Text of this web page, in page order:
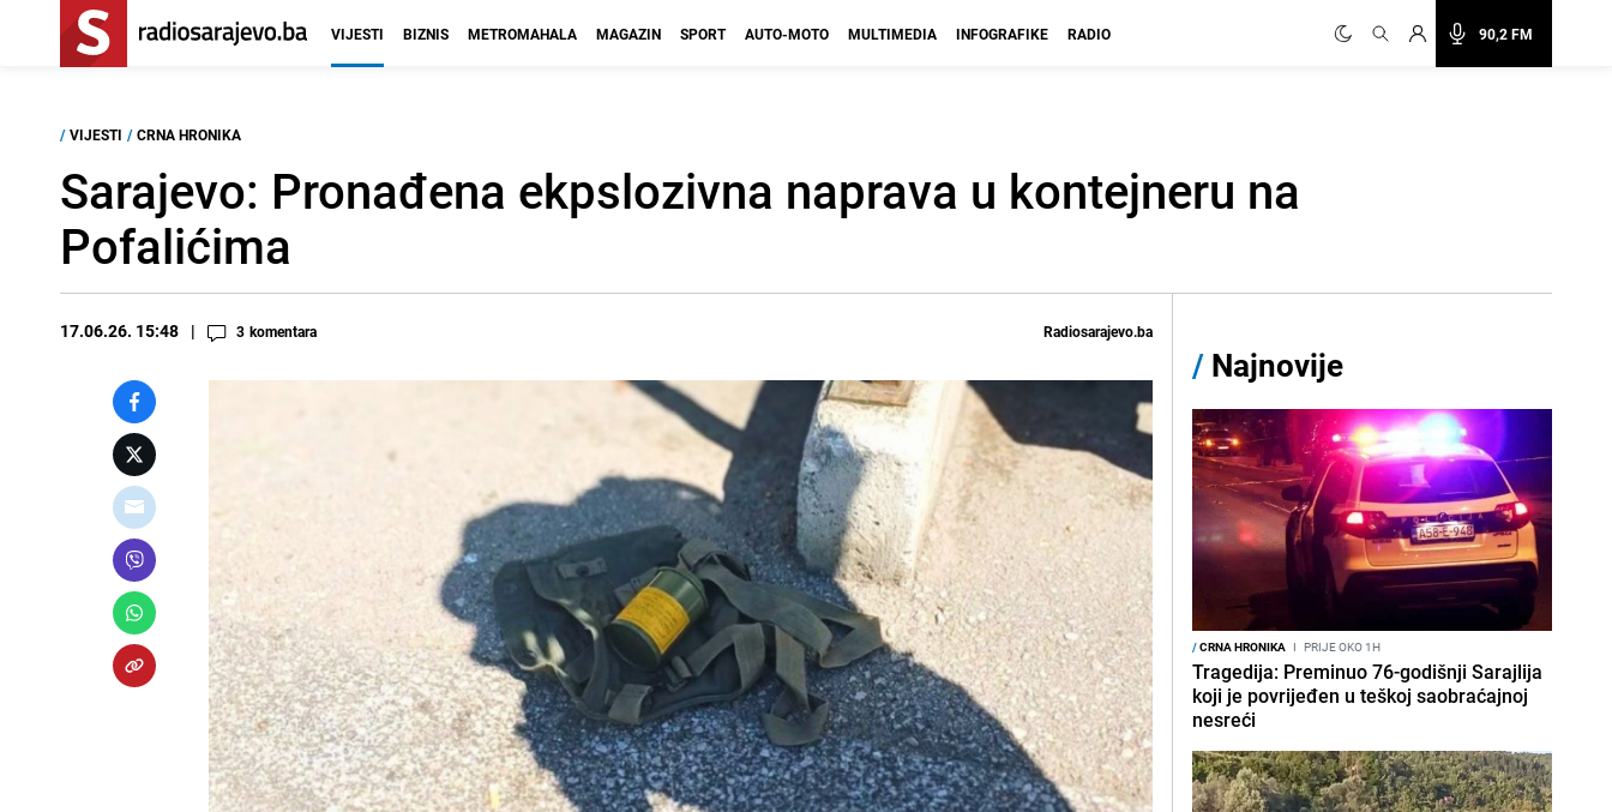
90,2 FM
VIJESTI BIZNIS METROMAHALA MAGAZIN SPORT AUTO-MOTO MULTIMEDIA INFOGRAFIKE RADIO
/ VIJESTI / CRNA HRONIKA
Sarajevo: Pronađena ekpslozivna naprava u kontejneru na
Pofalićima
17.06.26. 15:48 3 komentara Radiosarajevo.ba
/ Najnovije
/CRNA HRONIKA I PRIJE OKO 1H
Tragedija: Preminuo 76-godišnji Sarajlija
koji je povrijeđen u teškoj saobraćajnoj
nesreći